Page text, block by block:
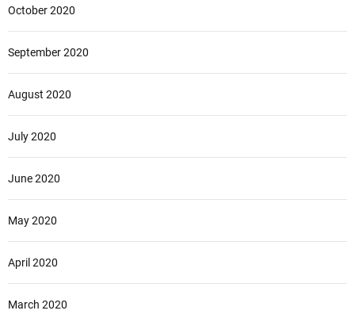
October 2020
September 2020
August 2020
July 2020
June 2020
May 2020
April 2020
March 2020